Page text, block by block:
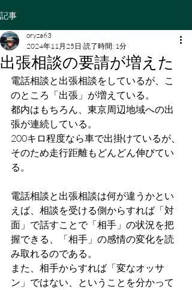
記事
出張相談の要請が増えた
oryza63
2024年11月25日 読了時間: 1分
電話相談と出張相談をしているが、こ
のところ「出張」が増えている。
都内はもちろん、東京周辺地域への出
張が連続している。
200キロ程度なら車で出掛けているが、
そのため走行距離もどんどん伸びてい
る。
電話相談と出張相談は何が違うかとい
えば、相談を受ける側からすれば「対
面」で話すことで「相手」の状況を把
握できる、「相手」の感情の変化を読
み取れるのである。
また、相手からすれば「変なオッサ
ン」ではない、ということを分かって